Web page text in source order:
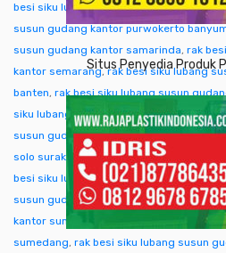
besi siku lubang susun gudang kantor
susun gudang kantor purwokerto
susun gudang kantor samarinda, rak
kantor semarang,rak besi siku lubang
banten, rak besi siku lubang susun
siku lubang susun gudang kantor
susun gudang kantor sofifi,rak besi siku
solo surakarta,rak besi siku lubang
besi siku lubang susun gudang kantor
susun gudang kantor sukabumi,rak besi
kantor sumba ntt
rak besi siku lubang
sumedang, rak besi siku lubang susun
Situs Penyedia Produk